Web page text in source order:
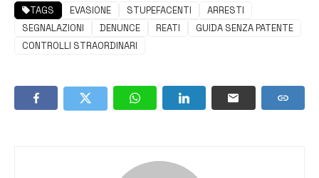
TAGS EVASIONE STUPEFACENTI
ARRESTI
SEGNALAZIONI
DENUNCE REATI
GUIDA SENZA PATENTE
CONTROLLI STRAORDINARI